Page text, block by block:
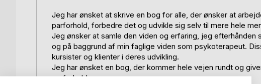
Jeg har ønsket at skrive en bog for alle, der ønsker at
parforhold, forbedre det og udvikle sig selv til mere hele
Jeg ønsker at samle den viden og erfaring, jeg efterhånden
og på baggrund af min faglige viden som psykoterapeut.
kursister og klienter i deres udvikling.
Jeg har ønsket en bog, der kommer hele vejen rundt og
parforhold.